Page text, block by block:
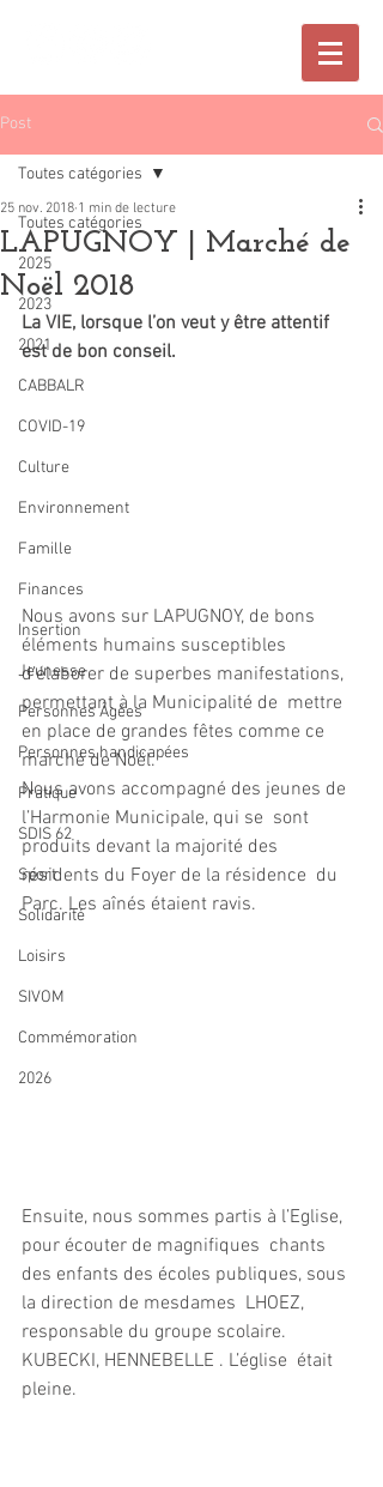
Post
Toutes catégories
2025
2023
2021
CABBALR
COVID-19
Culture
Environnement
Famille
Finances
Insertion
Jeunesse
Personnes Âgées
Personnes handicapées
Pratique
SDIS 62
Sport
Solidarité
Loisirs
SIVOM
Commémoration
2026
Toutes catégories
LAPUGNOY | Marché de
Noël 2018
25 nov. 2018 1 min de lecture
La VIE, lorsque l’on veut y être attentif
est de bon conseil.
Nous avons sur LAPUGNOY, de bons
éléments humains susceptibles
d’élaborer de superbes manifestations,
permettant à la Municipalité de  mettre
en place de grandes fêtes comme ce
marché de Noël.
Nous avons accompagné des jeunes de
l’Harmonie Municipale, qui se  sont
produits devant la majorité des
résidents du Foyer de la résidence  du
Parc. Les aînés étaient ravis.
Ensuite, nous sommes partis à l’Eglise,
pour écouter de magnifiques  chants
des enfants des écoles publiques, sous
la direction de mesdames  LHOEZ,
responsable du groupe scolaire.
KUBECKI, HENNEBELLE . L’église  était
pleine.